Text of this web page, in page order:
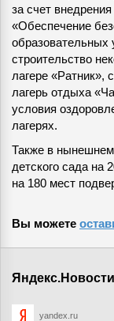
за счет
«Обеспечение
образовательных
строительство
лагере «Ратник»,
лагерь отдыха
условия
лагерях.
Также в нынешнем
детского сада на
на 180 мест
Вы можете
Яндекс.Новости
yandex.ru